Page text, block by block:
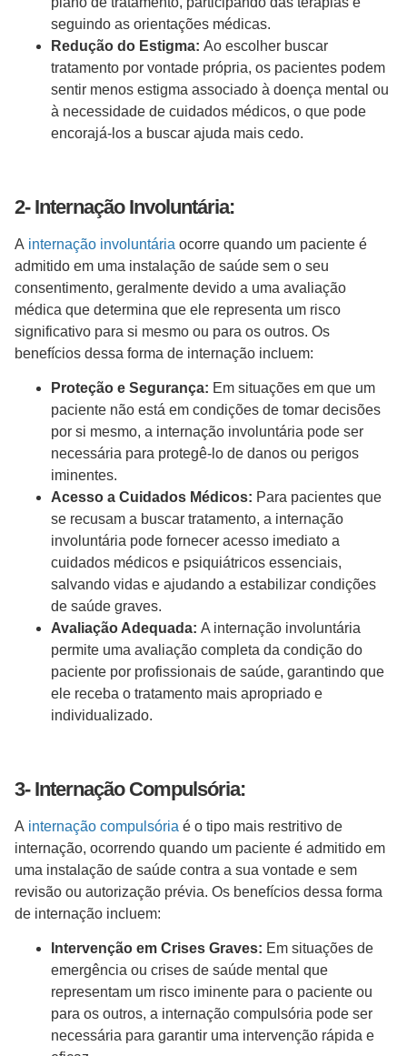
seguindo as orientações médicas.
Redução do Estigma: Ao escolher buscar
tratamento por vontade própria, os pacientes podem
sentir menos estigma associado à doença mental ou
à necessidade de cuidados médicos, o que pode
encorajá-los a buscar ajuda mais cedo.
2- Internação Involuntária:
A internação involuntária ocorre quando um paciente é
admitido em uma instalação de saúde sem o seu
consentimento, geralmente devido a uma avaliação
médica que determina que ele representa um risco
significativo para si mesmo ou para os outros. Os
benefícios dessa forma de internação incluem:
Proteção e Segurança: Em situações em que um
paciente não está em condições de tomar decisões
por si mesmo, a internação involuntária pode ser
necessária para protegê-lo de danos ou perigos
iminentes.
Acesso a Cuidados Médicos: Para pacientes que
se recusam a buscar tratamento, a internação
involuntária pode fornecer acesso imediato a
cuidados médicos e psiquiátricos essenciais,
salvando vidas e ajudando a estabilizar condições
de saúde graves.
Avaliação Adequada: A internação involuntária
permite uma avaliação completa da condição do
paciente por profissionais de saúde, garantindo que
ele receba o tratamento mais apropriado e
individualizado.
3- Internação Compulsória:
A internação compulsória é o tipo mais restritivo de
internação, ocorrendo quando um paciente é admitido em
uma instalação de saúde contra a sua vontade e sem
revisão ou autorização prévia. Os benefícios dessa forma
de internação incluem:
Intervenção em Crises Graves: Em situações de
emergência ou crises de saúde mental que
representam um risco iminente para o paciente ou
para os outros, a internação compulsória pode ser
necessária para garantir uma intervenção rápida e